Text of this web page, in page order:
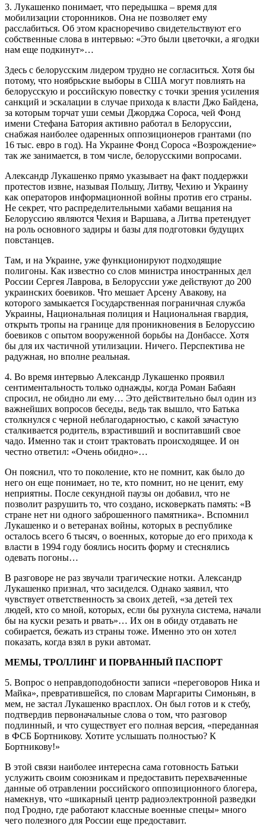
3. Лукашенко понимает, что передышка – время для
мобилизации сторонников. Она не позволяет ему
расслабиться. Об этом красноречиво свидетельствуют его
собственные слова в интервью: «Это были цветочки, а ягодки
нам еще подкинут»…
Здесь с белорусским лидером трудно не согласиться. Хотя бы
потому, что ноябрьские выборы в США могут повлиять на
белорусскую и российскую повестку с точки зрения усиления
санкций и эскалации в случае прихода к власти Джо Байдена,
за которым торчат уши семьи Джорджа Сороса, чей Фонд
имени Стефана Батория активно работал в Белоруссии,
снабжая наиболее одаренных оппозиционеров грантами (по
16 тыс. евро в год). На Украине Фонд Сороса «Возрождение»
так же занимается, в том числе, белорусскими вопросами.
Александр Лукашенко прямо указывает на факт поддержки
протестов извне, называя Польшу, Литву, Чехию и Украину
как операторов информационной войны против его страны.
Не секрет, что распределительными хабами вещания на
Белоруссию являются Чехия и Варшава, а Литва претендует
на роль основного задиры и базы для подготовки будущих
повстанцев.
Там, и на Украине, уже функционируют подходящие
полигоны. Как известно со слов министра иностранных дел
России Сергея Лаврова, в Белоруссии уже действуют до 200
украинских боевиков. Что мешает Арсену Авакову, на
которого замыкается Государственная пограничная служба
Украины, Национальная полиция и Национальная гвардия,
открыть тропы на границе для проникновения в Белоруссию
боевиков с опытом вооруженной борьбы на Донбассе. Хотя
бы для их частичной утилизации. Ничего. Перспектива не
радужная, но вполне реальная.
4. Во время интервью Александр Лукашенко проявил
сентиментальность только однажды, когда Роман Бабаян
спросил, не обидно ли ему… Это действительно был один из
важнейших вопросов беседы, ведь так вышло, что Батька
столкнулся с черной неблагодарностью, с какой зачастую
сталкивается родитель, взрастивший и воспитавший свое
чадо. Именно так и стоит трактовать происходящее. И он
честно ответил: «Очень обидно»…
Он пояснил, что то поколение, кто не помнит, как было до
него он еще понимает, но те, кто помнит, но не ценит, ему
неприятны. После секундной паузы он добавил, что не
позволит разрушить то, что создано, исковеркать память: «В
стране нет ни одного заброшенного памятника». Вспомнил
Лукашенко и о ветеранах войны, которых в республике
осталось всего 6 тысяч, о военных, которые до его прихода к
власти в 1994 году боялись носить форму и стеснялись
одевать погоны…
В разговоре не раз звучали трагические нотки. Александр
Лукашенко признал, что засиделся. Однако заявил, что
чувствует ответственность за своих детей, «за детей тех
людей, кто со мной, которых, если бы рухнула система, начали
бы на куски резать и рвать»… Их он в обиду отдавать не
собирается, бежать из страны тоже. Именно это он хотел
показать, когда взял в руки автомат.
МЕМЫ, ТРОЛЛИНГ И ПОРВАННЫЙ ПАСПОРТ
5. Вопрос о неправдоподобности записи «переговоров Ника и
Майка», превратившейся, по словам Маргариты Симоньян, в
мем, не застал Лукашенко врасплох. Он был готов и к стебу,
подтвердив первоначальные слова о том, что разговор
подлинный, и что существует его полная версия, «переданная
в ФСБ Бортникову. Хотите услышать полностью? К
Бортникову!»
В этой связи наиболее интересна сама готовность Батьки
услужить своим союзникам и предоставить перехваченные
данные об отравлении российского оппозиционного блогера,
намекнув, что «шикарный центр радиоэлектронной разведки
под Гродно, где работают классные военные спецы» много
чего полезного для России еще предоставит.